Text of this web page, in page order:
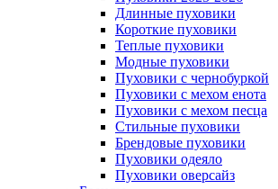
Длинные пуховики
Короткие пуховики
Теплые пуховики
Модные пуховики
Пуховики с чернобуркой
Пуховики с мехом енота
Пуховики с мехом песца
Стильные пуховики
Брендовые пуховики
Пуховики одеяло
Пуховики оверсайз